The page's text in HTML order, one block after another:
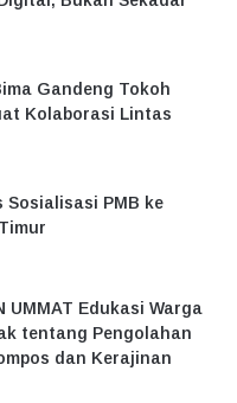
Gandeng Tokoh
Kolaborasi Lintas
Sosialisasi PMB ke
UMMAT Edukasi Warga
tentang Pengolahan
dan Kerajinan